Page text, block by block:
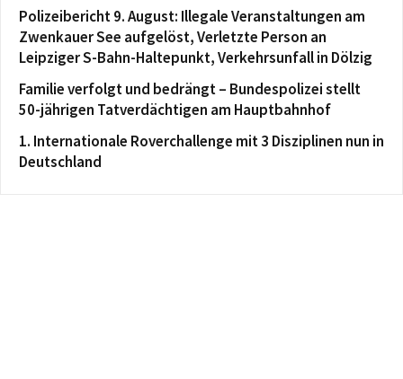
Polizeibericht 9. August: Illegale Veranstaltungen am
Zwenkauer See aufgelöst, Verletzte Person an
Leipziger S-Bahn-Haltepunkt, Verkehrsunfall in Dölzig
Familie verfolgt und bedrängt – Bundespolizei stellt
50-jährigen Tatverdächtigen am Hauptbahnhof
1. Internationale Roverchallenge mit 3 Disziplinen nun in
Deutschland